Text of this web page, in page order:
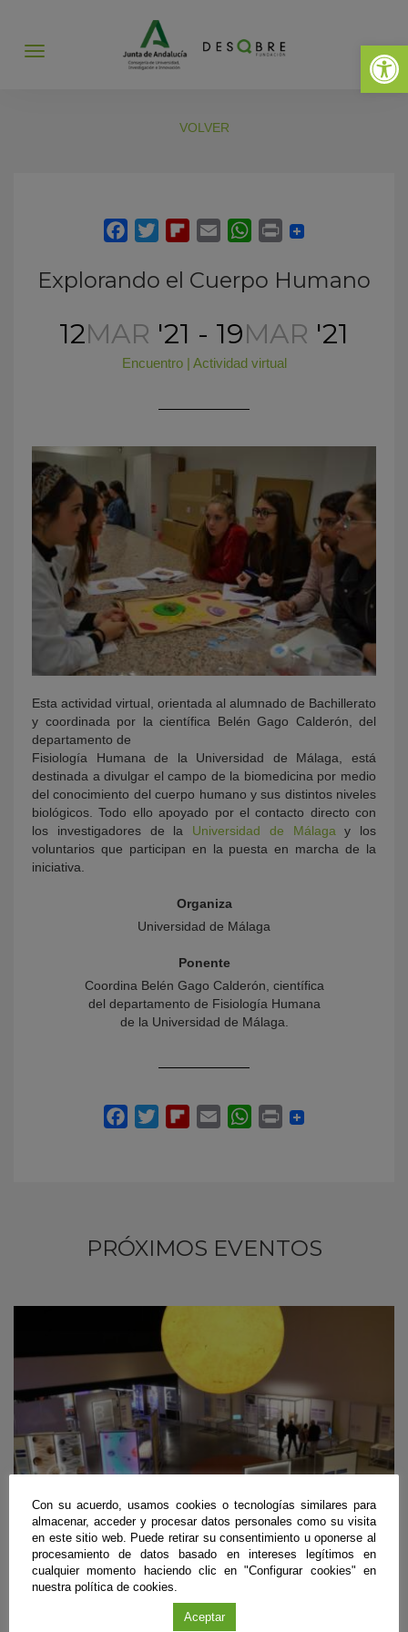
Abrir
Abrir
VOLVER
Explorando el Cuerpo Humano
12MAR '21 - 19MAR '21
Encuentro| Actividad virtual
Esta actividad virtual, orientada al alumnado de Bachillerato
y coordinada por la científica Belén Gago Calderón, del
departamento de
Fisiología Humana de la Universidad de Málaga, está
destinada a divulgar el campo de la biomedicina por medio
del conocimiento del cuerpo humano y sus distintos niveles
biológicos. Todo ello apoyado por el contacto directo con
los investigadores de la Universidad de Málaga y los
voluntarios que participan en la puesta en marcha de la
iniciativa.
Organiza
Universidad de Málaga
Ponente
Coordina Belén Gago Calderón, científica
del departamento de Fisiología Humana
de la Universidad de Málaga.
PRÓXIMOS EVENTOS
Exposición|Granada
DIC'26
Con su acuerdo, usamos cookies o tecnologías similares para
almacenar, acceder y procesar datos personales como su visita
en este sitio web. Puede retirar su consentimiento u oponerse al
procesamiento de datos basado en intereses legítimos en
cualquier momento haciendo clic en "Configurar cookies" en
nuestra política de cookies.
Aceptar